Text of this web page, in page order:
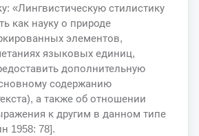
«Лингвистическую стилистику
как науку о природе
элементов,
языковых единиц,
дополнительную
содержанию
а также об отношении
к другим в данном типе
1958: 78].